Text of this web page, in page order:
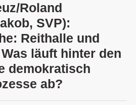
Roland
SVP):
Reithalle und
läuft hinter den
demokratisch
ab?